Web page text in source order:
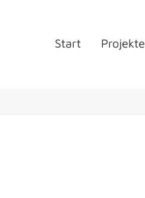
Start Projekte